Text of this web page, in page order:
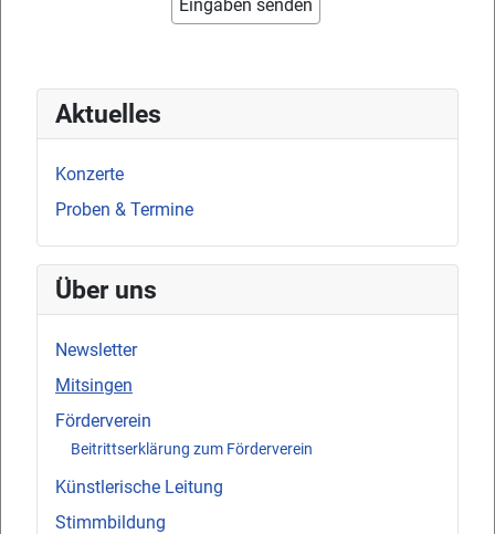
Aktuelles
Konzerte
Proben & Termine
Über uns
Newsletter
Mitsingen
Förderverein
Beitrittserklärung zum Förderverein
Künstlerische Leitung
Stimmbildung